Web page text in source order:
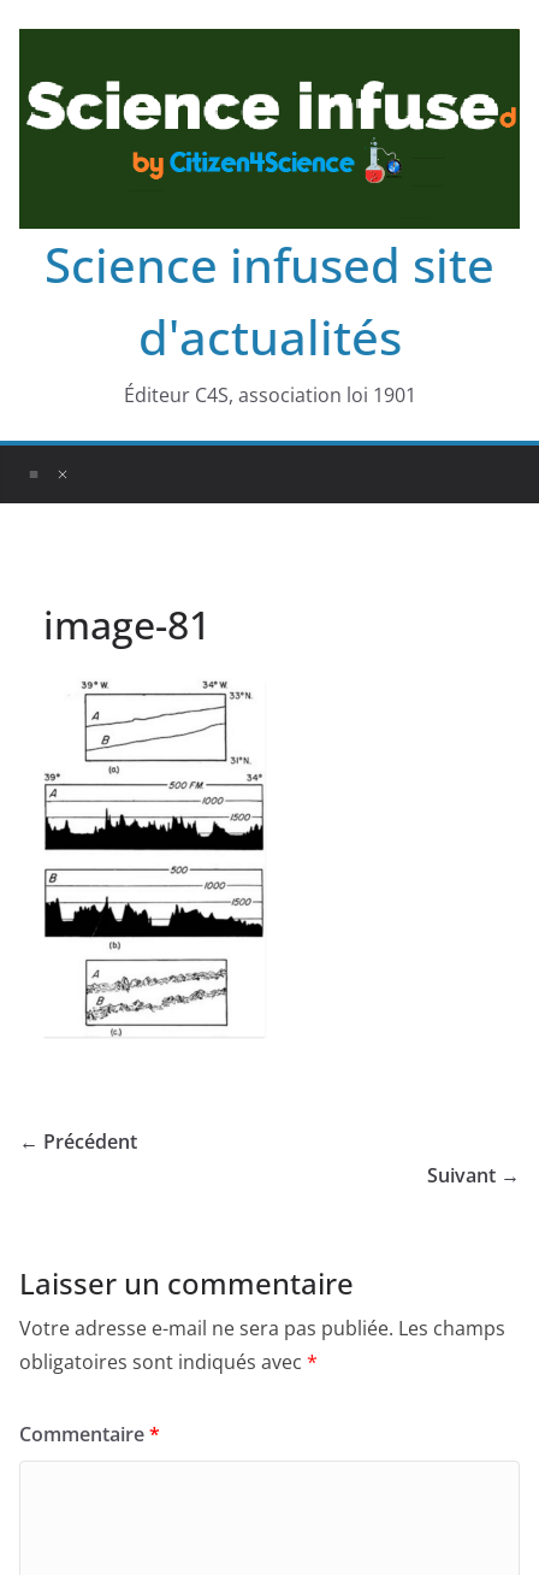
Science infused site
d'actualités
Éditeur C4S, association loi 1901
image-81
← Précédent
Suivant →
Laisser un commentaire
Votre adresse e-mail ne sera pas publiée. Les champs
obligatoires sont indiqués avec *
Commentaire*